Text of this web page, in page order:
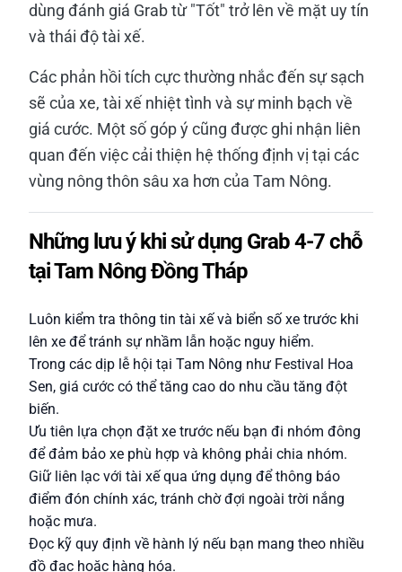
dùng đánh giá Grab từ "Tốt" trở lên về mặt uy tín
và thái độ tài xế.
Các phản hồi tích cực thường nhắc đến sự sạch
sẽ của xe, tài xế nhiệt tình và sự minh bạch về
giá cước. Một số góp ý cũng được ghi nhận liên
quan đến việc cải thiện hệ thống định vị tại các
vùng nông thôn sâu xa hơn của Tam Nông.
Những lưu ý khi sử dụng Grab 4-7 chỗ
tại Tam Nông Đồng Tháp
Luôn kiểm tra thông tin tài xế và biển số xe trước khi
lên xe để tránh sự nhầm lẫn hoặc nguy hiểm.
Trong các dịp lễ hội tại Tam Nông như Festival Hoa
Sen, giá cước có thể tăng cao do nhu cầu tăng đột
biến.
Ưu tiên lựa chọn đặt xe trước nếu bạn đi nhóm đông
để đảm bảo xe phù hợp và không phải chia nhóm.
Giữ liên lạc với tài xế qua ứng dụng để thông báo
điểm đón chính xác, tránh chờ đợi ngoài trời nắng
hoặc mưa.
Đọc kỹ quy định về hành lý nếu bạn mang theo nhiều
đồ đạc hoặc hàng hóa.